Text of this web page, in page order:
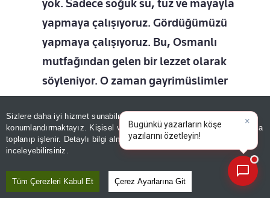
Sizlere daha iyi hizmet sunabilmek adına sitemizde
konumlandırmaktayız. Kişisel verileriniz, KVKK ve GDPR kapsamında
toplanıp işlenir. Detaylı bilgi almak içinAydınlatma Metnimizi
inceleyebilirsiniz.
Tüm Çerezleri Kabul Et Çerez Ayarlarına Git
yok. Sadece soğuk su, tuz ve mayayla
yapmaya çalışıyoruz. Gördüğümüzü
yapmaya çalışıyoruz. Bu, Osmanlı
mutfağından gelen bir lezzet olarak
söyleniyor. O zaman gayrimüslimler
yapıyormuş. Biz de onu devam
ettiriyoruz. Bizim dışımızda İzmit'te taş
fırında simit yapan pek yok.
Bugünkü yazar